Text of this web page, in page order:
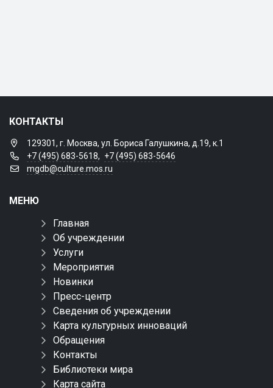
КОНТАКТЫ
129301, г. Москва, ул. Бориса Галушкина, д.19, к.1
+7 (495) 683-5618, +7 (495) 683-5646
mgdb@culture.mos.ru
МЕНЮ
Главная
Об учреждении
Услуги
Мероприятия
Новинки
Пресс-центр
Сведения об учреждении
Карта культурных инноваций
Обращения
Контакты
Библиотеки мира
Карта сайта